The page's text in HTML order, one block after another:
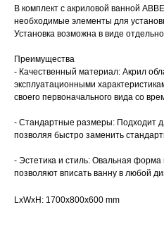
В комплект с акриловой ванной
необходимые элементы для
Установка возможна в виде
Преимущества
- Качественный материал: Акрил
эксплуатационными
своего первоначального вида со
- Стандартные размеры: Подходит
позволяя быстро заменить
- Эстетика и стиль: Овальная форма
позволяют вписать ванну в любой
LxWxH: 1700x800x600 mm